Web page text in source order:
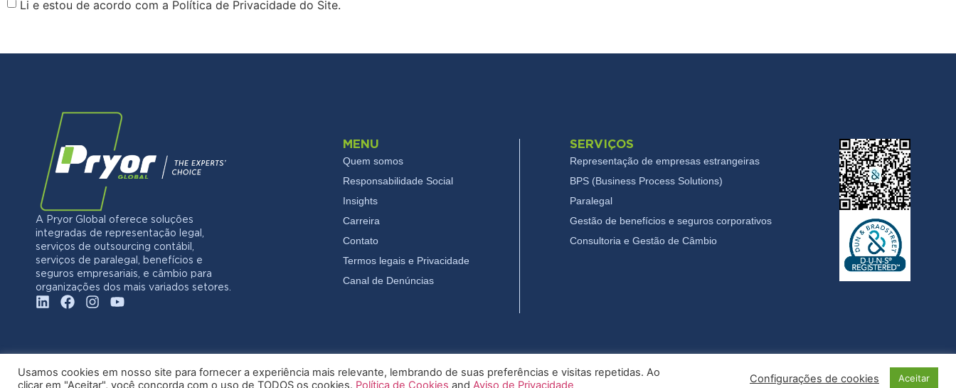
Li e estou de acordo com a Política de Privacidade do Site.
A Pryor Global oferece soluções
integradas de representação legal,
serviços de outsourcing contábil,
serviços de paralegal, benefícios e
seguros empresariais, e câmbio para
organizações dos mais variados setores.
MENU
Quem somos
Responsabilidade Social
Insights
Carreira
Contato
Termos legais e Privacidade
Canal de Denúncias
SERVIÇOS
Representação de empresas estrangeiras
BPS (Business Process Solutions)
Paralegal
Gestão de benefícios e seguros corporativos
Consultoria e Gestão de Câmbio
Usamos cookies em nosso site para fornecer a experiência mais relevante, lembrando de suas preferências e visitas repetidas. Ao
clicar em "Aceitar", você concorda com o uso de TODOS os cookies. Política de Cookies and Aviso de Privacidade Configurações de cookies Aceitar